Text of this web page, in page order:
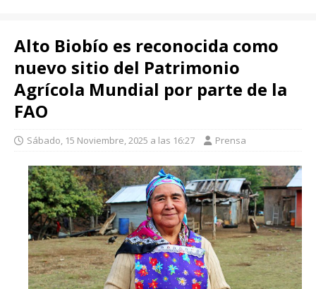
Alto Biobío es reconocida como
nuevo sitio del Patrimonio
Agrícola Mundial por parte de la
FAO
Sábado, 15 Noviembre, 2025 a las 16:27 Prensa